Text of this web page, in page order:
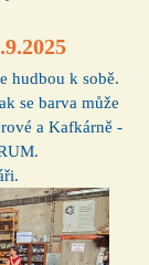
hudbou k sobě.
se barva může
a Kafkárně -